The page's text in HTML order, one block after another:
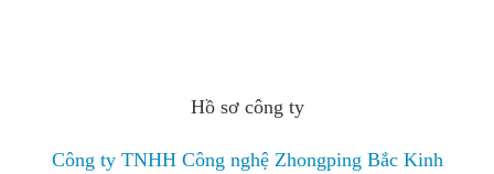
Hồ sơ công ty
Công ty TNHH Công nghệ Zhongping Bắc Kinh